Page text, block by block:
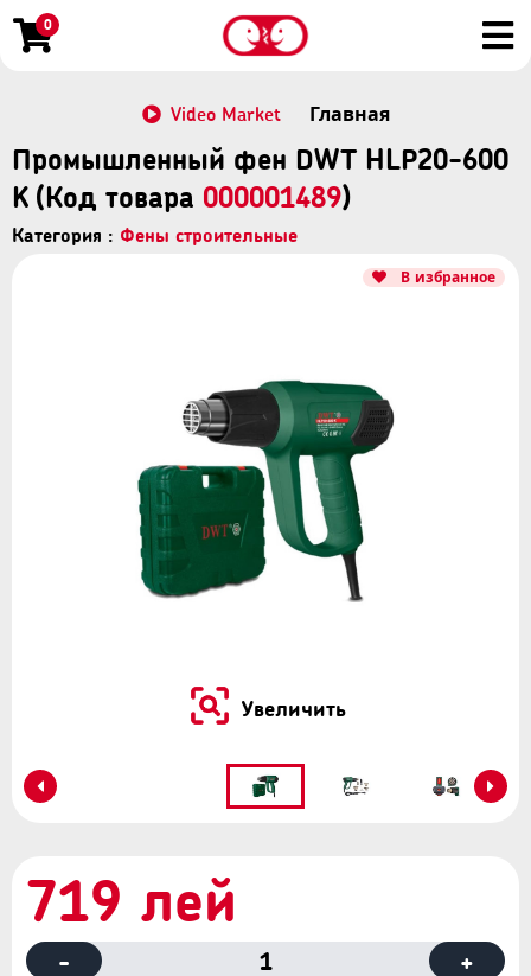
0
Video Market Главная
Промышленный фен DWT HLP20-600
K (Код товара 000001489)
Категория : Фены строительные
В избранное
Увеличить
719 лей
- 1 +